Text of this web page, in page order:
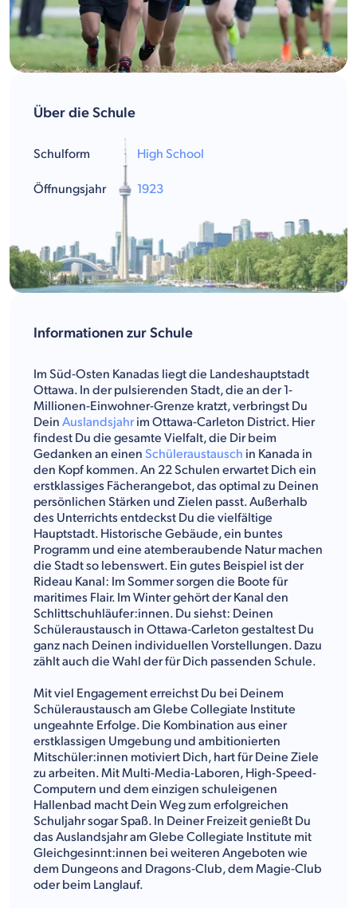
Informationen zur Schule
Im Süd-Osten Kanadas liegt die Landeshauptstadt
Ottawa. In der pulsierenden Stadt, die an der 1-
Millionen-Einwohner-Grenze kratzt, verbringst Du
Dein Auslandsjahrim Ottawa-Carleton District. Hier
findest Du die gesamte Vielfalt, die Dir beim
Gedanken an einen Schüleraustausch in Kanada in
den Kopf kommen. An 22 Schulen erwartet Dich ein
erstklassiges Fächerangebot, das optimal zu Deinen
persönlichen Stärken und Zielen passt. Außerhalb
des Unterrichts entdeckst Du die vielfältige
Hauptstadt. Historische Gebäude, ein buntes
Programm und eine atemberaubende Natur machen
die Stadt so lebenswert. Ein gutes Beispiel ist der
Rideau Kanal: Im Sommer sorgen die Boote für
maritimes Flair. Im Winter gehört der Kanal den
Schlittschuhläufer:innen. Du siehst: Deinen
Schüleraustausch in Ottawa-Carleton gestaltest Du
ganz nach Deinen individuellen Vorstellungen. Dazu
zählt auch die Wahl der für Dich passenden Schule.
Mit viel Engagement erreichst Du bei Deinem
Schüleraustausch am Glebe Collegiate Institute
ungeahnte Erfolge. Die Kombination aus einer
erstklassigen Umgebung und ambitionierten
Mitschüler:innen motiviert Dich, hart für Deine Ziele
zu arbeiten. Mit Multi-Media-Laboren, High-Speed-
Computern und dem einzigen schuleigenen
Hallenbad macht Dein Weg zum erfolgreichen
Schuljahr sogar Spaß. In Deiner Freizeit genießt Du
das Auslandsjahr am Glebe Collegiate Institute mit
Gleichgesinnt:innen bei weiteren Angeboten wie
dem Dungeons and Dragons-Club, dem Magie-Club
oder beim Langlauf.
Über die Schule
Schulform
Öffnungsjahr
High School
1923